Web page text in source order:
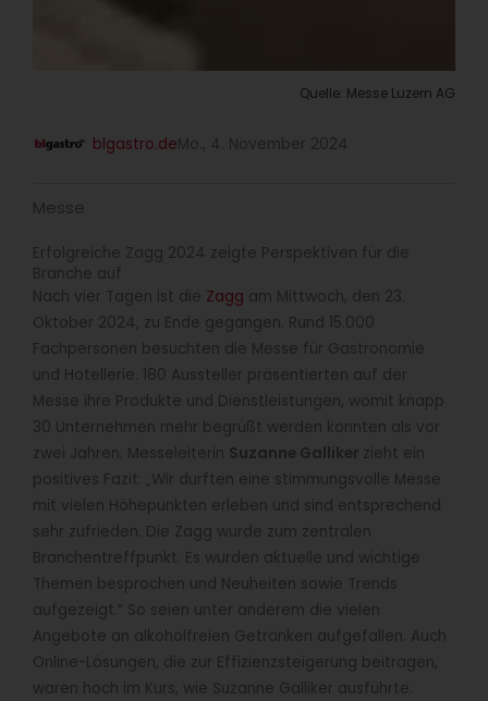
Quelle: Messe Luzern AG
blgastro.deMo., 4. November 2024
Messe
Erfolgreiche Zagg 2024 zeigte Perspektiven für die
Branche auf
Nach vier Tagen ist die Zagg am Mittwoch, den 23.
Oktober 2024, zu Ende gegangen. Rund 15.000
Fachpersonen besuchten die Messe für Gastronomie
und Hotellerie. 180 Aussteller präsentierten auf der
Messe ihre Produkte und Dienstleistungen, womit knapp
30 Unternehmen mehr begrüßt werden konnten als vor
zwei Jahren. Messeleiterin Suzanne Galliker zieht ein
positives Fazit: „Wir durften eine stimmungsvolle Messe
mit vielen Höhepunkten erleben und sind entsprechend
sehr zufrieden. Die Zagg wurde zum zentralen
Branchentreffpunkt. Es wurden aktuelle und wichtige
Themen besprochen und Neuheiten sowie Trends
aufgezeigt.“ So seien unter anderem die vielen
Angebote an alkoholfreien Getränken aufgefallen. Auch
Online-Lösungen, die zur Effizienzsteigerung beitragen,
waren hoch im Kurs, wie Suzanne Galliker ausführte.